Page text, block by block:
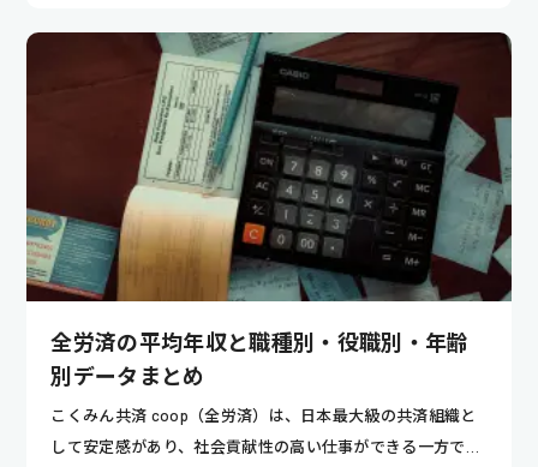
全労済の平均年収と職種別・役職別・年齢
別データまとめ
こくみん共済 coop（全労済）は、日本最大級の共済組織と
して安定感があり、社会貢献性の高い仕事ができる一方で、